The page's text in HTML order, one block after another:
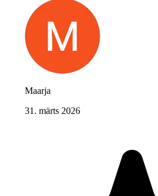
Maarja
31. märts 2026